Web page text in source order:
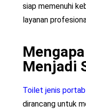
siap memenuhi
layanan
Menjadi
Toilet jenis
dirancang untuk